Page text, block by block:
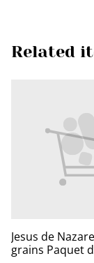
Related
Jesus de
grains Paquet